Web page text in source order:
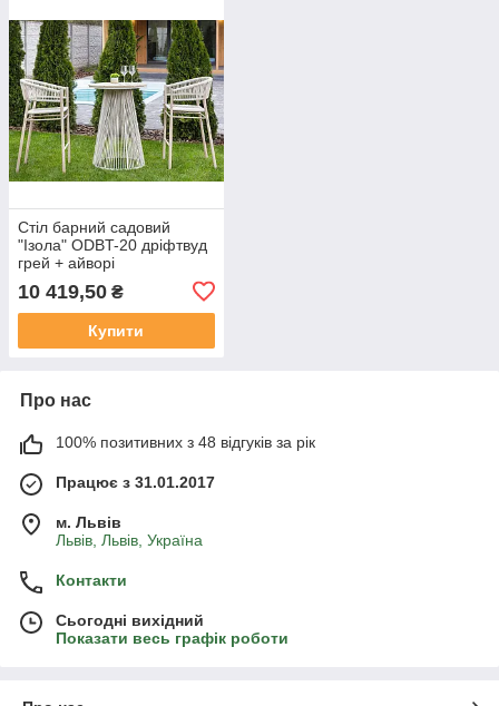
Стіл барний садовий
"Ізола" ODBT-20 дріфтвуд
грей + айворі
10 419,50 ₴
Купити
Про нас
100% позитивних з 48 відгуків за рік
Працює з 31.01.2017
м. Львів
Львів, Львів, Україна
Контакти
Сьогодні вихідний
Показати весь графік роботи